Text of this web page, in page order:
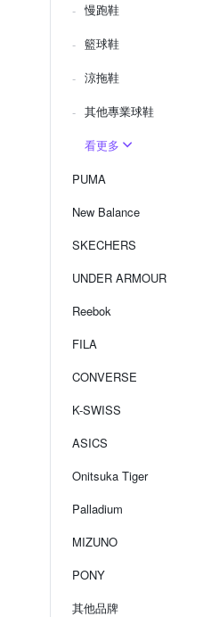
慢跑鞋
籃球鞋
涼拖鞋
其他專業球鞋
看更多
PUMA
New Balance
SKECHERS
UNDER ARMOUR
Reebok
FILA
CONVERSE
K-SWISS
ASICS
Onitsuka Tiger
Palladium
MIZUNO
PONY
其他品牌
品牌慶 結帳84折